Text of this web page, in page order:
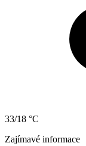
33/18 °C
Zajímavé informace